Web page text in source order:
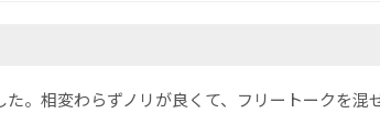
。相変わらずノリが良くて、フリートークを混